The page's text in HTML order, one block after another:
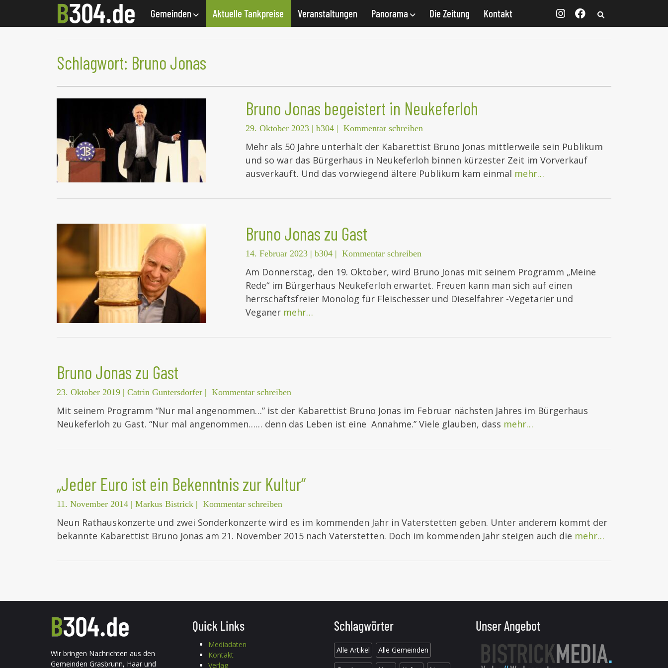
Gemeinden Aktuelle Tankpreise Veranstaltungen Panorama Die Zeitung Kontakt
Schlagwort: Bruno Jonas
Bruno Jonas begeistert in Neukeferloh
29. Oktober 2023 | b304 | Kommentar schreiben
Mehr als 50 Jahre unterhält der Kabarettist Bruno Jonas mittlerweile sein Publikum
und so war das Bürgerhaus in Neukeferloh binnen kürzester Zeit im Vorverkauf
ausverkauft. Und das vorwiegend ältere Publikum kam einmal mehr…
Bruno Jonas zu Gast
14. Februar 2023 | b304 | Kommentar schreiben
Am Donnerstag, den 19. Oktober, wird Bruno Jonas mit seinem Programm „Meine
Rede“ im Bürgerhaus Neukeferloh erwartet. Freuen kann man sich auf einen
herrschaftsfreier Monolog für Fleischesser und Dieselfahrer -Vegetarier und
Veganer mehr…
Bruno Jonas zu Gast
23. Oktober 2019 | Catrin Guntersdorfer | Kommentar schreiben
Mit seinem Programm “Nur mal angenommen…” ist der Kabarettist Bruno Jonas im Februar nächsten Jahres im Bürgerhaus
Neukeferloh zu Gast. “Nur mal angenommen…… denn das Leben ist eine Annahme.” Viele glauben, dass mehr…
„Jeder Euro ist ein Bekenntnis zur Kultur“
11. November 2014 | Markus Bistrick | Kommentar schreiben
Neun Rathauskonzerte und zwei Sonderkonzerte wird es im kommenden Jahr in Vaterstetten geben. Unter anderem kommt der
bekannte Kabarettist Bruno Jonas am 21. November 2015 nach Vaterstetten. Doch im kommenden Jahr steigen auch die mehr…
Wir bringen Nachrichten aus den
Gemeinden Grasbrunn, Haar und
Quick Links
Mediadaten
Kontakt
Verlag
Schlagwörter
Alle Artikel Alle Gemeinden
Unser Angebot